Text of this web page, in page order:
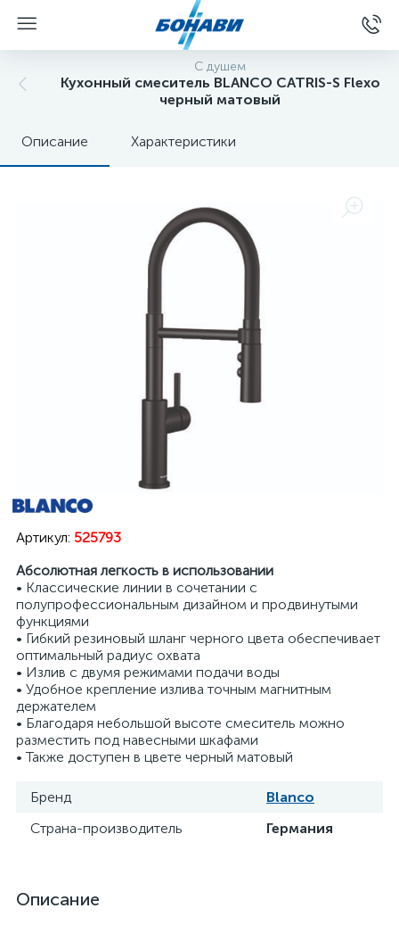
С душем
Кухонный смеситель BLANCO CATRIS-S Flexo
черный матовый
Описание Характеристики
Артикул: 525793
Абсолютная легкость в использовании
• Классические линии в сочетании с
полупрофессиональным дизайном и продвинутыми
функциями
• Гибкий резиновый шланг черного цвета обеспечивает
оптимальный радиус охвата
• Излив с двумя режимами подачи воды
• Удобное крепление излива точным магнитным
держателем
• Благодаря небольшой высоте смеситель можно
разместить под навесными шкафами
• Также доступен в цвете черный матовый
Бренд
Blanco
Страна-производитель
Германия
Описание